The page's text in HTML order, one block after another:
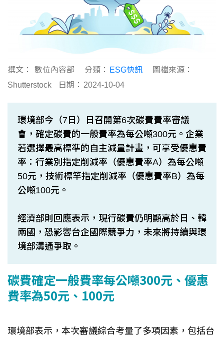
撰文： 數位內容部 分類： ESG快訊
圖檔來源：
Shutterstock
日期： 2024-10-04
環境部今（7日）日召開第6次碳費費率審議
會，確定碳費的一般費率為每公噸300元。企業
若選擇最高標準的自主減量計畫，可享受優惠費
率：行業別指定削減率（優惠費率A）為每公噸
50元，技術標竿指定削減率（優惠費率B）為每
公噸100元。
經濟部則回應表示，現行碳費仍明顯高於日、韓
兩國，恐影響台企國際競爭力，未來將持續與環
境部溝通爭取。
碳費確定一般費率每公噸300元、優惠
費率為50元、100元
環境部表示，本次審議綜合考量了多項因素，包括台